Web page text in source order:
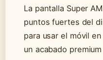
La pantalla Super
puntos fuertes del
para usar el móvil
un acabado